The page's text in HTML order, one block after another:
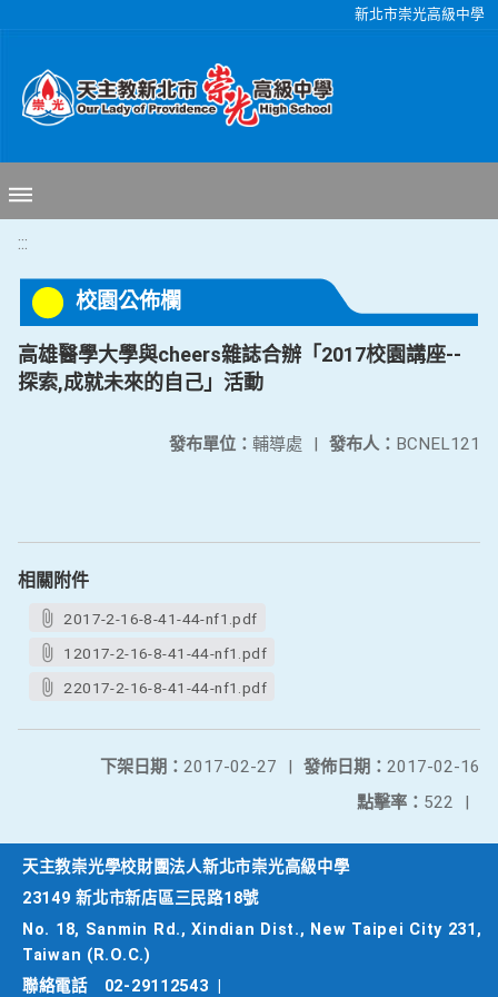
新北市崇光高級中學
:::
校園公佈欄
高雄醫學大學與cheers雜誌合辦「2017校園講座--
探索,成就未來的自己」活動
發布人： BCNEL121
發布單位： 輔導處 |
相關附件
2017-2-16-8-41-44-nf1.pdf
12017-2-16-8-41-44-nf1.pdf
22017-2-16-8-41-44-nf1.pdf
發佈日期： 2017-02-16
下架日期： 2017-02-27
|
點擊率： 522 |
天主教崇光學校財團法人新北市崇光高級中學
23149 新北市新店區三民路18號
No. 18, Sanmin Rd., Xindian Dist., New Taipei City 231,
Taiwan (R.O.C.)
聯絡電話
02-29112543